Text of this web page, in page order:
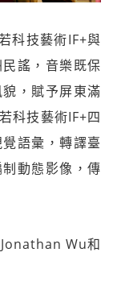
科技藝術IF+與
謠，音樂既保
，賦予屏東滿
科技藝術IF+四
語彙，轉譯臺
動態影像，傳
Wu和